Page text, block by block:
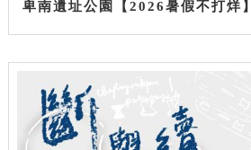
卑南遺址公園【2026暑假不打烊】